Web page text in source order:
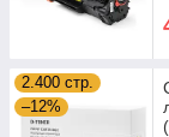
2.400 стр.
–12%